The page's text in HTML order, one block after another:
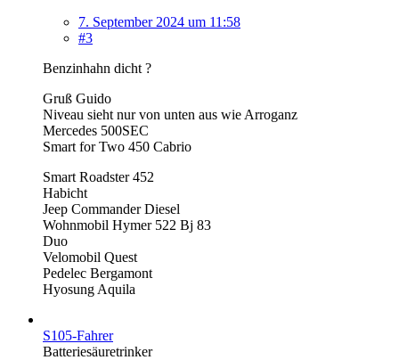
7. September 2024 um 11:58
#3
Benzinhahn dicht ?
Gruß Guido
Niveau sieht nur von unten aus wie Arroganz
Mercedes 500SEC
Smart for Two 450 Cabrio
Smart Roadster 452
Habicht
Jeep Commander Diesel
Wohnmobil Hymer 522 Bj 83
Duo
Velomobil Quest
Pedelec Bergamont
Hyosung Aquila
S105-Fahrer
Batteriesäuretrinker